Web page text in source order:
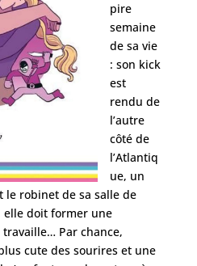
pire
semaine
de sa vie
: son kick
est
rendu de
l’autre
côté de
l’Atlantiq
ue, un
le robinet de sa salle de
elle doit former une
Par chance,
cute des sourires et une